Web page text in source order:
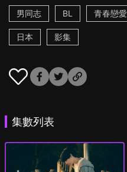
男同志
BL 青春戀愛
日本 影集
集數列表